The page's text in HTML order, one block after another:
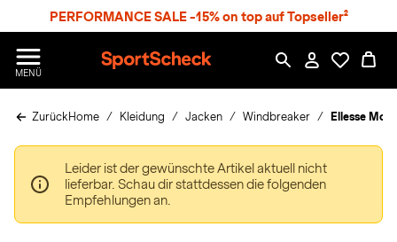
PERFORMANCE SALE -15% on top auf Topseller²
MENÜ
p
r
c
h
e
ZurückHome Kleidung Jacken Windbreaker Ellesse
Leider ist der gewünschte Artikel aktuell nicht
lieferbar. Schau dir stattdessen die folgenden
Empfehlungen an.